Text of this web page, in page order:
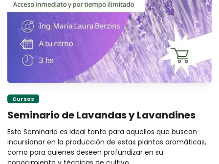
Cursos
Seminario de Lavandas y Lavandines
Este Seminario es ideal tanto para aquellos que buscan
incursionar en la producción de estas plantas aromáticas,
como para quienes deseen profundizar en su